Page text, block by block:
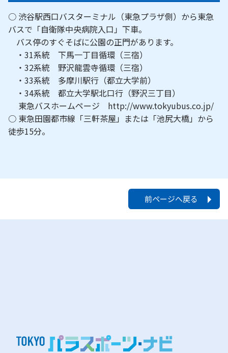
○ 渋谷駅西口バスターミナル（東急プラザ側）から東急
バスで「自衛隊中央病院入口」下車。
バス停のすぐそばに公園の正門があります。
・31系統 下馬一丁目循環（三宿）
・32系統 野沢龍雲寺循環（三宿）
・33系統 多摩川駅行（都立大学前）
・34系統 都立大学駅北口行（野沢三丁目）
東急バスホームページ http://www.tokyubus.co.jp/
○ 東急田園都市線「三軒茶屋」または「池尻大橋」から
徒歩15分。
前ページへ戻る